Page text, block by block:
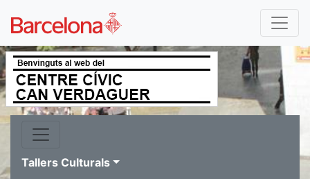
Tallers Culturals